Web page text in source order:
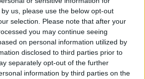
us, please use the below opt-out
selection. Please note that after your
you may continue seeing
on personal information utilized by
disclosed to third parties prior to
separately opt-out of the further
information by third parties on the
«Η σταθερότητα στην Κύπρο
Τούρκων στρατιωτών»
στην Πανεπιστημιούπολη του